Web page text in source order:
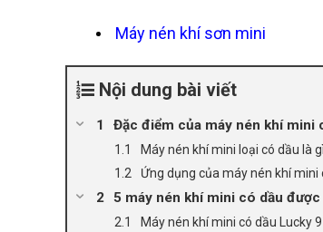
Máy nén khí sơn mini
Nội dung bài viết
Đặc điểm của máy nén khí mini
Máy nén khí mini loại có dầu là
Ứng dụng của máy nén khí mini
5 máy nén khí mini có dầu
Máy nén khí mini có dầu Lucky